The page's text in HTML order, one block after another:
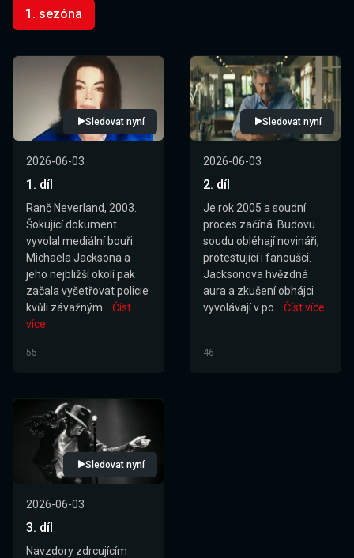
1. sezóna
Sledovat nyní
2026-06-03
1. díl
Ranč Neverland, 2003.
Šokující dokument
vyvolal mediální bouři.
Michaela Jacksona a
jeho nejbližší okolí pak
začala vyšetřovat policie
kvůli závažným...
Číst
více
55
Sledovat nyní
2026-06-03
2. díl
Je rok 2005 a soudní
proces začíná. Budovu
soudu obléhají novináři,
protestující i fanoušci.
Jacksonova hvězdná
aura a zkušení obhájci
vyvolávají v po...
Číst více
46
Sledovat nyní
2026-06-03
3. díl
Navzdory zdrcujícím